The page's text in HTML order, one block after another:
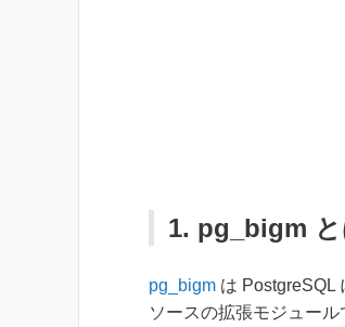
1. pg_bigm と
pg_bigm は PostgreSQL
ソースの拡張モジュー